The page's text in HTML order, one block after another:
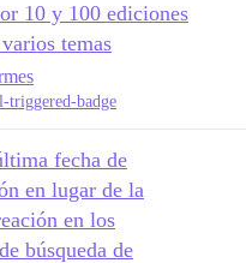
10 y 100 ediciones
temas
triggered-badge
fecha de
en lugar de la
en los
búsqueda de